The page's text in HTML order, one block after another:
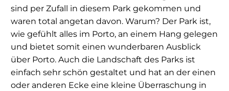
sind per Zufall in diesem Park gekommen und
waren total angetan davon. Warum? Der Park ist,
wie gefühlt alles im Porto, an einem Hang gelegen
und bietet somit einen wunderbaren Ausblick
über Porto. Auch die Landschaft des Parks ist
einfach sehr schön gestaltet und hat an der einen
oder anderen Ecke eine kleine Überraschung in